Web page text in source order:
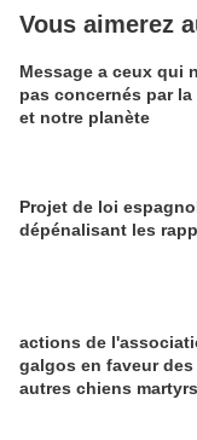
Vous aimerez
Message a ceux qui
pas concernés par
et notre planète
Projet de loi
dépénalisant les
actions de
galgos en faveur
autres chiens